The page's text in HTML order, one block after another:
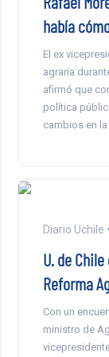
había
El ex
agraria
afirmó que
política
cambios en
Diario Uchile
U. de
Reforma
Con un
ministro de